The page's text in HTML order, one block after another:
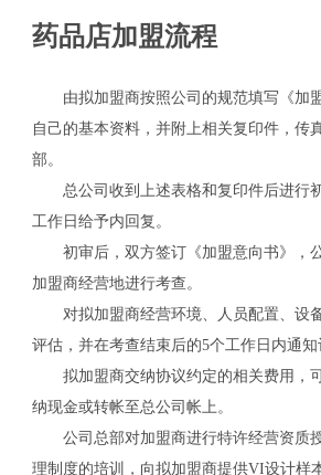
药品店加盟流程
由拟加盟商按照公司的规范填写《加
自己的基本资料，并附上相关复印件，传
部。
总公司收到上述表格和复印件后进行
工作日给予内回复。
初审后，双方签订《加盟意向书》，
加盟商经营地进行考查。
对拟加盟商经营环境、人员配置、设
评估，并在考查结束后的5个工作日内通知
拟加盟商交纳协议约定的相关费用，
纳现金或转帐至总公司帐上。
公司总部对加盟商进行特许经营资质
理制度的培训，向拟加盟商提供VI设计样